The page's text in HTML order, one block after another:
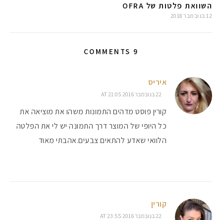
השוואת פלטות של OFRA
12 בנובמבר 2018
9 COMMENTS
איריס
22 בנובמבר 2016 AT 21:05
קורין פוסט מדהים התמונות משהו את מוציאה את
כל היופי של המוצר דרך התמונה יש לי את הפלטה
הלוואי שאדע להתאים צבעים.אהבתי מאוד
קורין
22 בנובמבר 2016 AT 23:55